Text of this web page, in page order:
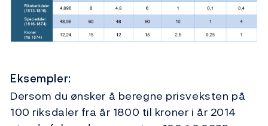
Eksempler:
Dersom du ønsker å beregne prisveksten på
100 riksdaler fra år 1800 til kroner i år 2014